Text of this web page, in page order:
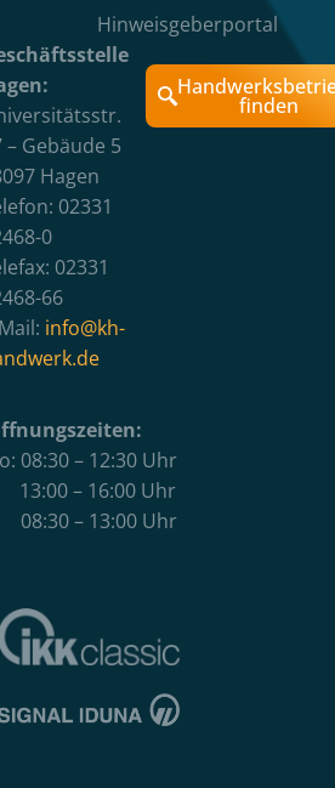
Hinweisgeberportal
– Gebäude 5
Hagen
02331
0
02331
66
info@kh-
finden
08:30 – 12:30 Uhr
– 16:00 Uhr
– 13:00 Uhr